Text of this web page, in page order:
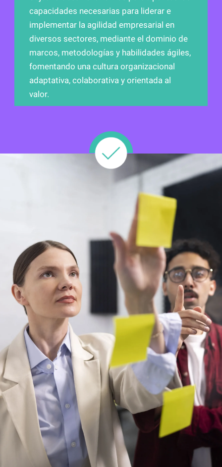
capacidades necesarias para liderar e
implementar la agilidad empresarial en
diversos sectores, mediante el dominio de
marcos, metodologías y habilidades ágiles,
fomentando una cultura organizacional
adaptativa, colaborativa y orientada al
valor.